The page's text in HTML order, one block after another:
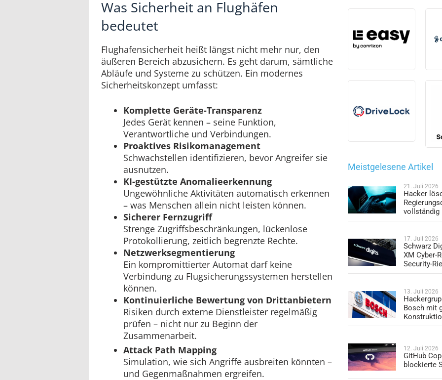
Was Sicherheit an Flughäfen
bedeutet
Flughafensicherheit heißt längst nicht mehr nur, den
äußeren Bereich abzusichern. Es geht darum, sämtliche
Abläufe und Systeme zu schützen. Ein modernes
Sicherheitskonzept umfasst:
Komplette Geräte-Transparenz
Jedes Gerät kennen – seine Funktion,
Verantwortliche und Verbindungen.
Proaktives Risikomanagement
Schwachstellen identifizieren, bevor Angreifer sie
ausnutzen.
KI-gestützte Anomalieerkennung
Ungewöhnliche Aktivitäten automatisch erkennen
– was Menschen allein nicht leisten können.
Sicherer Fernzugriff
Strenge Zugriffsbeschränkungen, lückenlose
Protokollierung, zeitlich begrenzte Rechte.
Netzwerksegmentierung
Ein kompromittierter Automat darf keine
Verbindung zu Flugsicherungssystemen herstellen
können.
Kontinuierliche Bewertung von Drittanbietern
Risiken durch externe Dienstleister regelmäßig
prüfen – nicht nur zu Beginn der
Zusammenarbeit.
Attack Path Mapping
Simulation, wie sich Angriffe ausbreiten könnten –
und Gegenmaßnahmen ergreifen.
Meistgelesene Artikel
21. Juli 2026
Hacker
vollständig
17. Juli 2026
Schwarz
XM Cyber-
Security-
13. Juli 2026
Bosch mit
12. Juli 2026
GitHub
blockierte